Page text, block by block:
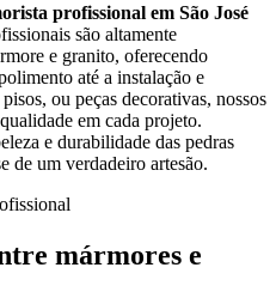
profissional em São José
são altamente
e granito, oferecendo
até a instalação e
ou peças decorativas, nossos
em cada projeto.
e durabilidade das pedras
de um verdadeiro artesão.
mármores e